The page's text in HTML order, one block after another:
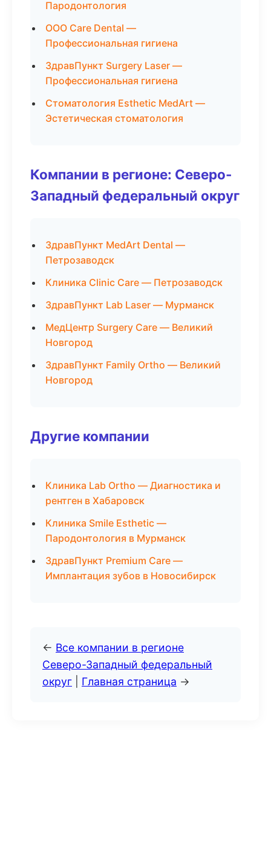
Пародонтология
ООО Care Dental —
Профессиональная гигиена
ЗдравПункт Surgery Laser —
Профессиональная гигиена
Стоматология Esthetic MedArt —
Эстетическая стоматология
Компании в регионе: Северо-
Западный федеральный округ
ЗдравПункт MedArt Dental —
Петрозаводск
Клиника Clinic Care — Петрозаводск
ЗдравПункт Lab Laser — Мурманск
МедЦентр Surgery Care — Великий
Новгород
ЗдравПункт Family Ortho — Великий
Новгород
Другие компании
Клиника Lab Ortho — Диагностика и
рентген в Хабаровск
Клиника Smile Esthetic —
Пародонтология в Мурманск
ЗдравПункт Premium Care —
Имплантация зубов в Новосибирск
← Все компании в регионе
Северо-Западный федеральный
округ
Главная страница →